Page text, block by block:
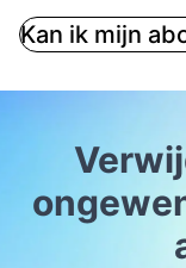
Kan ik mijn